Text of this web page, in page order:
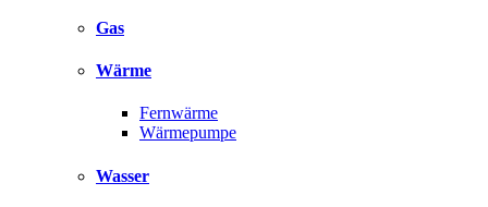
Gas
Wärme
Fernwärme
Wärmepumpe
Wasser